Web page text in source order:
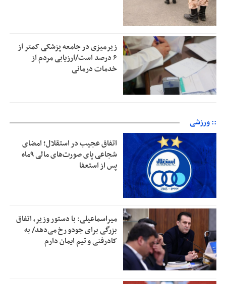
زیرمیزی در جامعه پزشکی کمتر از
۶ درصد است/ارزیابی مردم از
خدمات درمانی
:: ورزشی
اتفاق عجیب در استقلال؛ امضای
شجاعی پای صورت‌های مالی ٩ماه
پس از استعفا
میراسماعیلی: با دستور وزیر، اتفاق
بزرگی برای جودو رخ می‌دهد/ به
کادرفنی و تیم ایمان دارم